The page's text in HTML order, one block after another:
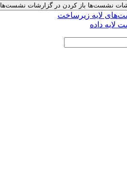
نشست‌ها باز کردن در گزارشات نشست‌ها
لایه زیرساخت
لایه داده